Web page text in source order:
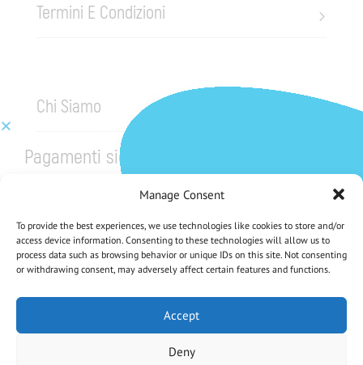
Manage Consent
To provide the best experiences, we use technologies like cookies to store and/or
access device information. Consenting to these technologies will allow us to
process data such as browsing behavior or unique IDs on this site. Not consenting
or withdrawing consent, may adversely affect certain features and functions.
Accept
Deny
Termini E Condizioni
Chi Siamo
Pagamenti sicuri
CHE NE DICI DI UNO SCONTO DEL 5%?
Iscriviti Alla Nostra Newsletter